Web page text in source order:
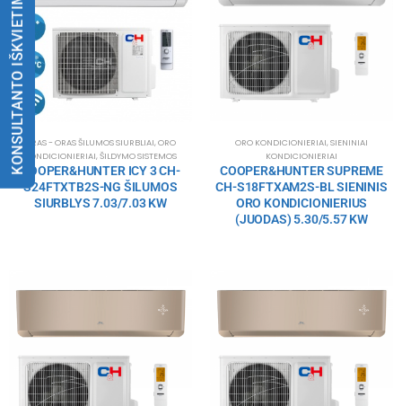
ORAS - ORAS ŠILUMOS SIURBLIAI,ORO
KONDICIONIERIAI,ŠILDYMO SISTEMOS
COOPER&HUNTER ICY 3 CH-
S24FTXTB2S-NG ŠILUMOS
SIURBLYS 7.03/7.03 KW
ORO KONDICIONIERIAI,SIENINIAI
KONDICIONIERIAI
COOPER&HUNTER SUPREME
CH-S18FTXAM2S-BL SIENINIS
ORO KONDICIONIERIUS
(JUODAS) 5.30/5.57 KW
KONSULTANTO IŠKVIETIMAS